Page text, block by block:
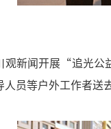
观新闻开展“追光
员等户外工作者送